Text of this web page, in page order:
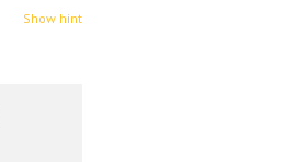
Show hint